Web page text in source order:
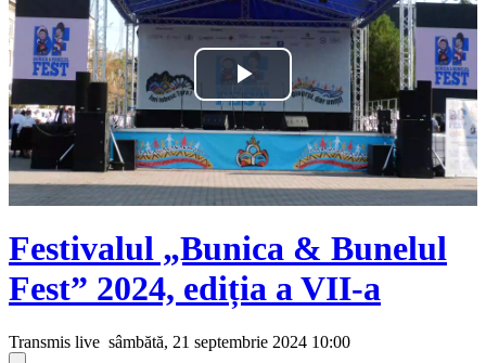
Play
Video
Festivalul „Bunica & Bunelul
Fest” 2024, ediția a VII-a
Transmis live sâmbătă, 21 septembrie 2024 10:00